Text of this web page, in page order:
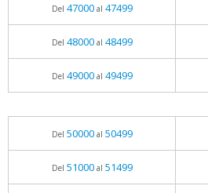
Del 47000al 47499
Del 48000al 48499
Del 49000al 49499
Del 50000al 50499
Del 51000al 51499